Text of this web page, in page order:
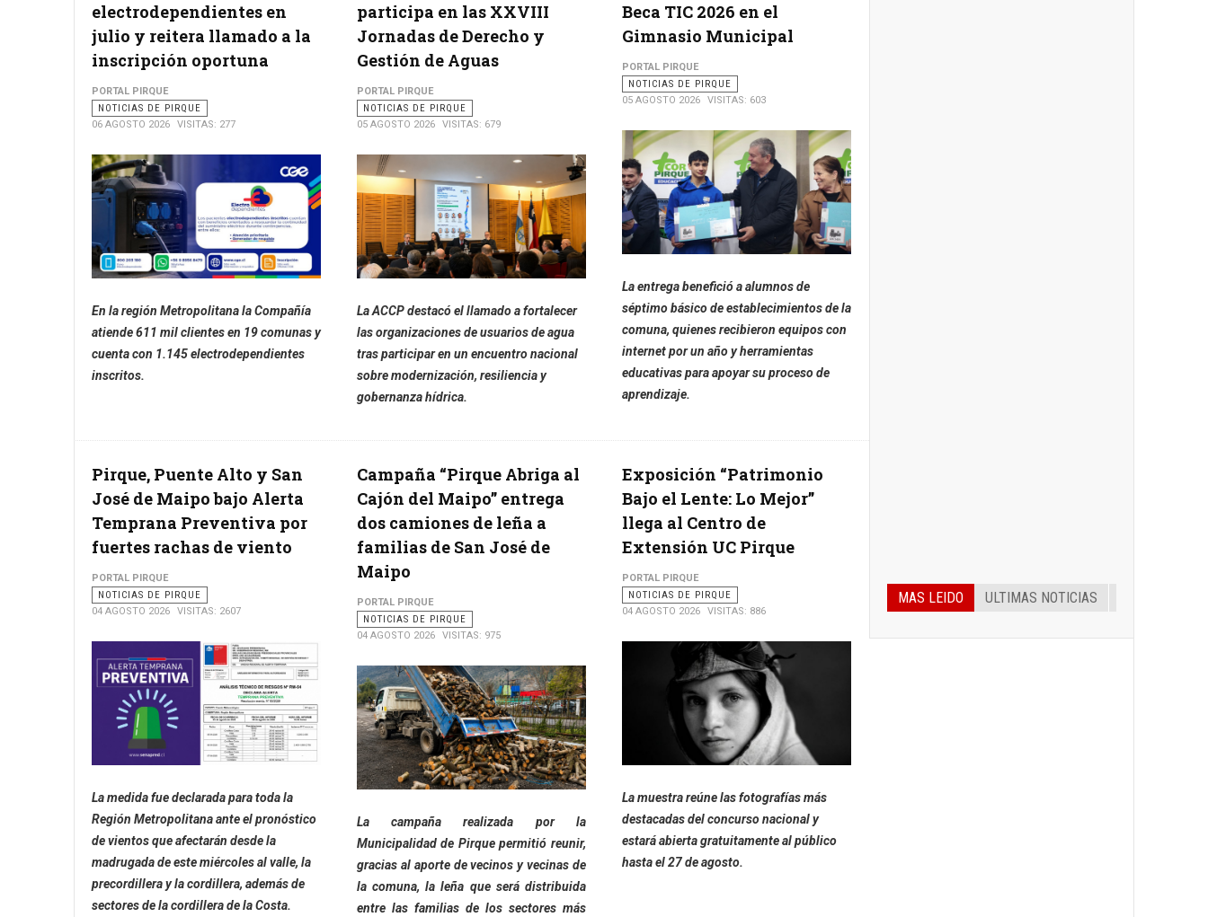
electrodependientes en
julio y reitera llamado a la
inscripción oportuna
PORTAL PIRQUE
NOTICIAS DE PIRQUE
06 AGOSTO 2026
VISITAS: 277
En la región Metropolitana la Compañía
atiende 611 mil clientes en 19 comunas y
cuenta con 1.145 electrodependientes
inscritos.
participa en las XXVIII
Jornadas de Derecho y
Gestión de Aguas
PORTAL PIRQUE
NOTICIAS DE PIRQUE
05 AGOSTO 2026
VISITAS: 679
La ACCP destacó el llamado a fortalecer
las organizaciones de usuarios de agua
tras participar en un encuentro nacional
sobre modernización, resiliencia y
gobernanza hídrica.
Beca TIC 2026 en el
Gimnasio Municipal
PORTAL PIRQUE
NOTICIAS DE PIRQUE
05 AGOSTO 2026
VISITAS: 603
La entrega benefició a alumnos de
séptimo básico de establecimientos de la
comuna, quienes recibieron equipos con
internet por un año y herramientas
educativas para apoyar su proceso de
aprendizaje.
Pirque, Puente Alto y San
José de Maipo bajo Alerta
Temprana Preventiva por
fuertes rachas de viento
PORTAL PIRQUE
NOTICIAS DE PIRQUE
04 AGOSTO 2026
VISITAS: 2607
La medida fue declarada para toda la
Región Metropolitana ante el pronóstico
de vientos que afectarán desde la
madrugada de este miércoles al valle, la
precordillera y la cordillera, además de
sectores de la cordillera de la Costa.
Campaña “Pirque Abriga al
Cajón del Maipo” entrega
dos camiones de leña a
familias de San José de
Maipo
PORTAL PIRQUE
NOTICIAS DE PIRQUE
04 AGOSTO 2026
VISITAS: 975
La campaña realizada por la
Municipalidad de Pirque permitió reunir,
gracias al aporte de vecinos y vecinas de
la comuna, la leña que será distribuida
entre las familias de los sectores más
Exposición “Patrimonio
Bajo el Lente: Lo Mejor”
llega al Centro de
Extensión UC Pirque
PORTAL PIRQUE
NOTICIAS DE PIRQUE
04 AGOSTO 2026
VISITAS: 886
La muestra reúne las fotografías más
destacadas del concurso nacional y
estará abierta gratuitamente al público
hasta el 27 de agosto.
MAS LEIDO ULTIMAS NOTICIAS